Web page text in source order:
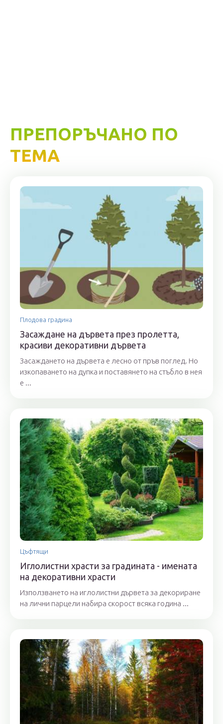
ПРЕПОРЪЧАНО ПО
ТЕМА
Плодова градина
Засаждане на дървета през пролетта,
красиви декоративни дървета
Засаждането на дървета е лесно от пръв поглед. Но
изкопаването на дупка и поставянето на стъбло в нея
е ...
Цъфтящи
Иглолистни храсти за градината - имената
на декоративни храсти
Използването на иглолистни дървета за декориране
на лични парцели набира скорост всяка година ...